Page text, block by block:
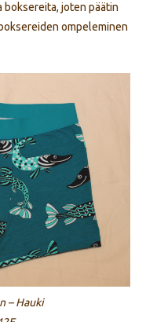
boksereita, joten päätin
ompeleminen
– Hauki